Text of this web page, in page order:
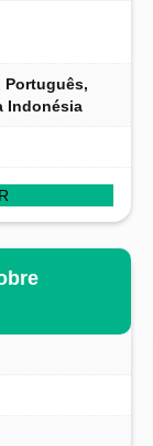
Português,
Indonésia